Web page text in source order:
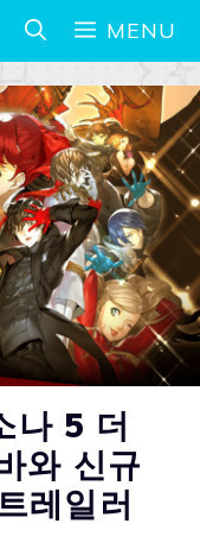
MENU
나 5 더
와 신규
레일러